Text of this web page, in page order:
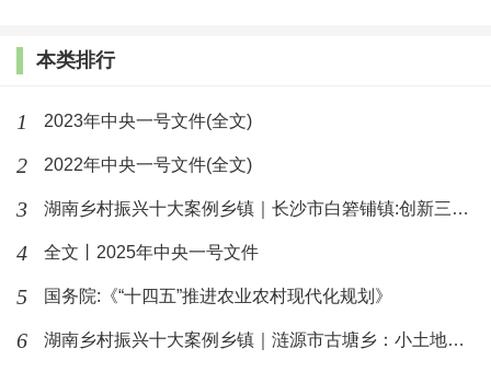
（十一）促进多种所有制经济共同发展。
（十二）深化财税金融体制改革。
四、依靠创新推动实体经济高质量发展，培育壮大
新动能
（十三）提升科技创新能力。
本类排行
1 2023年中央一号文件(全文)
2 2022年中央一号文件(全文)
3 湖南乡村振兴十大案例乡镇｜长沙市白箬铺镇:创新三三四模式推进
4 全文丨2025年中央一号文件
5 国务院:《“十四五”推进农业农村现代化规划》
6 湖南乡村振兴十大案例乡镇｜涟源市古塘乡：小土地上谱写乡村振兴